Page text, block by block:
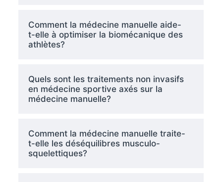
Comment la médecine manuelle aide-
t-elle à optimiser la biomécanique des
athlètes?
Quels sont les traitements non invasifs
en médecine sportive axés sur la
médecine manuelle?
Comment la médecine manuelle traite-
t-elle les déséquilibres musculo-
squelettiques?